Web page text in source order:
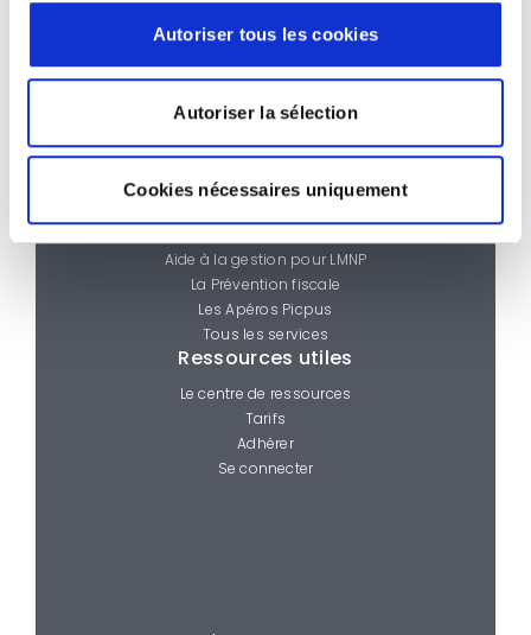
Autoriser tous les cookies
Autoriser la sélection
Cookies nécessaires uniquement
Qui sommes-nous ?
Portraits d’adhérents
Nous contacter
Les services
La Ligne d’infos Picpus
Aide à la gestion pour LMNP
La Prévention fiscale
Les Apéros Picpus
Tous les services
Ressources utiles
Le centre de ressources
Tarifs
Adhérer
Se connecter